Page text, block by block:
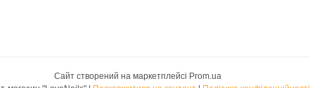
Сайт створений на маркетплейсі Prom.ua